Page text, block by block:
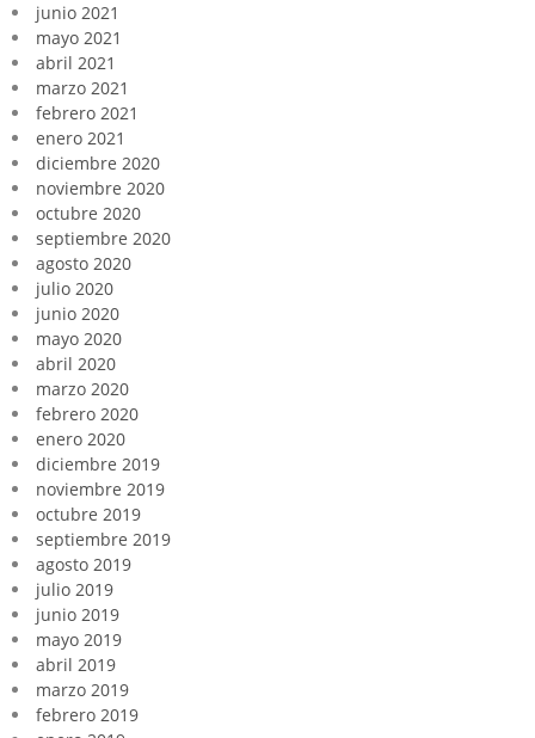
junio 2021
mayo 2021
abril 2021
marzo 2021
febrero 2021
enero 2021
diciembre 2020
noviembre 2020
octubre 2020
septiembre 2020
agosto 2020
julio 2020
junio 2020
mayo 2020
abril 2020
marzo 2020
febrero 2020
enero 2020
diciembre 2019
noviembre 2019
octubre 2019
septiembre 2019
agosto 2019
julio 2019
junio 2019
mayo 2019
abril 2019
marzo 2019
febrero 2019